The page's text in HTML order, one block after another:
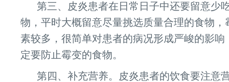
第三、皮炎患者在日常日子中还要留意少
物，平时大概留意尽量挑选质量合理的食物，
素较多，很简单对患者的病况形成严峻的影响
定要防止霉变的食物。
第四、补充营养。皮炎患者的饮食要注意